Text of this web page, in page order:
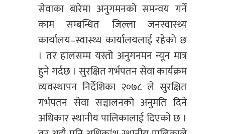
सेवाका बारेमा अनुगमनको समन्वय गर्ने
काम सम्बन्धित जिल्ला जनस्वास्थ्य
कार्यालय–स्वास्थ्य कार्यालयलाई रहेको छ
। तर हालसम्म यस्तो अनुगनमन न्यून मात्र
हुने गर्दछ । सुरक्षित गर्भपतन सेवा कार्यक्रम
व्यवस्थापन निर्देशिका २०७८ ले सुरक्षित
गर्भपतन सेवा सञ्चालनको अनुमति दिने
अधिकार स्थानीय पालिकालाई दिएको छ ।